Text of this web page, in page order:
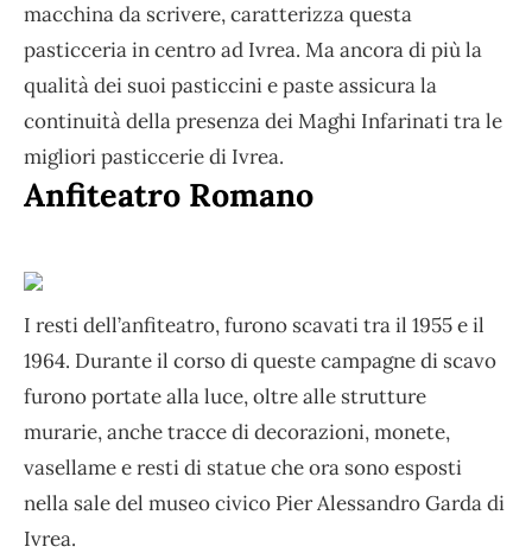
macchina da scrivere, caratterizza questa
pasticceria in centro ad Ivrea. Ma ancora di più la
qualità dei suoi pasticcini e paste assicura la
continuità della presenza dei Maghi Infarinati tra le
migliori pasticcerie di Ivrea.
Anfiteatro Romano
I resti dell’anfiteatro, furono scavati tra il 1955 e il
1964. Durante il corso di queste campagne di scavo
furono portate alla luce, oltre alle strutture
murarie, anche tracce di decorazioni, monete,
vasellame e resti di statue che ora sono esposti
nella sale del museo civico Pier Alessandro Garda di
Ivrea.